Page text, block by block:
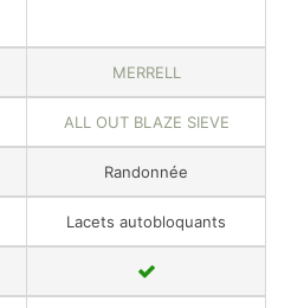
MERRELL
ALL OUT BLAZE SIEVE
Randonnée
Lacets autobloquants